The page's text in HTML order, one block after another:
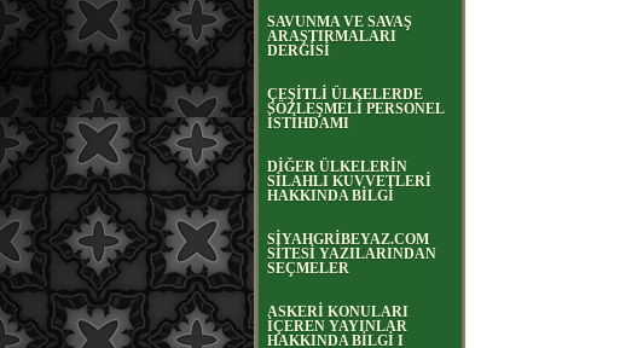
SAVUNMA VE SAVAŞ
ARAŞTIRMALARI
DERGİSİ
ÇEŞİTLİ ÜLKELERDE
SÖZLEŞMELİ PERSONEL
İSTİHDAMI
DİĞER ÜLKELERİN
SİLAHLI KUVVETLERİ
HAKKINDA BİLGİ
SİYAHGRİBEYAZ.COM
SİTESİ YAZILARINDAN
SEÇMELER
ASKERİ KONULARI
İÇEREN YAYINLAR
HAKKINDA BİLGİ I